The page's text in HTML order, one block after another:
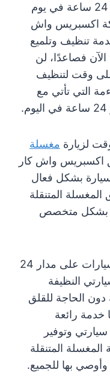
خدمة المغسلة المتنقلة للسيارات 24 ساعة في يوم
اكسبريس واش
تنظيف وتلميع
فصاعدًا، لن
وقت لتنظيف
التي تأتي مع
لزيارة مغسلة
اكسبريس واش كار
بشكل فعال
المتنقلة
بشكل متخصص
بفضل خدمة المغسلة المتنقلة للسيارات على مدار 24
النظيفة
الحاجة للقلق
خدمة رائعة
وتوفير
المتنقلة